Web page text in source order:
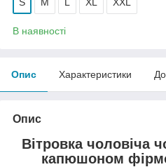
В наявності
Опис Характеристики
Опис
Вітровка чоловіча
капюшоном